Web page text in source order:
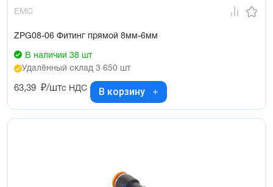
EMC
ZPG08-06 Фитинг прямой 8мм-6мм
В наличии 38 шт
Удалённый склад 3 650 шт
63,39 ₽/штс НДС В корзину